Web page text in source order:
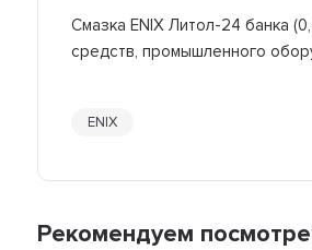
Смазка ENIX Литол-24 банка
средств, промышленного
ENIX
Рекомендуем